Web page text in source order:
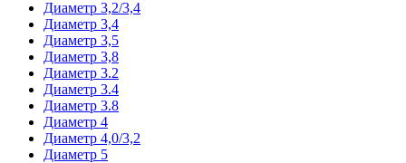
Диаметр 3,2/3,4
Диаметр 3,4
Диаметр 3,5
Диаметр 3,8
Диаметр 3.2
Диаметр 3.4
Диаметр 3.8
Диаметр 4
Диаметр 4,0/3,2
Диаметр 5